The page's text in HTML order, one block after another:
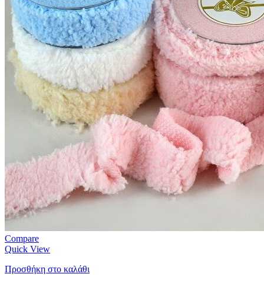
Compare
Quick View
Προσθήκη στο καλάθι